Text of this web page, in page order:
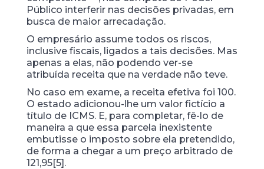
Público interferir nas decisões privadas, em
busca de maior arrecadação.
O empresário assume todos os riscos,
inclusive fiscais, ligados a tais decisões. Mas
apenas a elas, não podendo ver-se
atribuída receita que na verdade não teve.
No caso em exame, a receita efetiva foi 100.
O estado adicionou-lhe um valor fictício a
título de ICMS. E, para completar, fê-lo de
maneira a que essa parcela inexistente
embutisse o imposto sobre ela pretendido,
de forma a chegar a um preço arbitrado de
121,95[5].